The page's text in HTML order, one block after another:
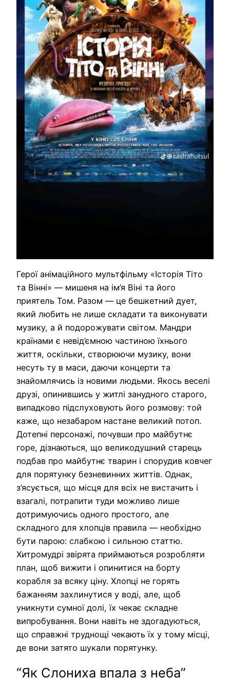
Герої анімаційного мультфільму «Історія Тіто
та Вінні» — мишеня на ім’я Віні та його
приятель Том. Разом — це бешкетний дует,
який любить не лише складати та виконувати
музику, а й подорожувати світом. Мандри
країнами є невід’ємною частиною їхнього
життя, оскільки, створюючи музику, вони
несуть ту в маси, даючи концерти та
знайомлячись із новими людьми. Якось веселі
друзі, опинившись у житлі занудного старого,
випадково підслуховують його розмову: той
каже, що незабаром настане великий потоп.
Дотепні персонажі, почувши про майбутнє
горе, дізнаються, що великодушний старець
подбав про майбутнє тварин і спорудив ковчег
для порятунку безневинних життів. Однак,
з’ясується, що місця для всіх не вистачить і
взагалі, потрапити туди можливо лише
дотримуючись одного простого, але
складного для хлопців правила — необхідно
бути парою: слабкою і сильною статтю.
Хитромудрі звірята приймаються розробляти
план, щоб вижити і опинитися на борту
корабля за всяку ціну. Хлопці не горять
бажанням захлинутися у воді, але, щоб
уникнути сумної долі, їх чекає складне
випробування. Вони навіть не здогадуються,
що справжні труднощі чекають їх у тому місці,
де вони затято шукали порятунку.
“Як Слониха впала з неба”